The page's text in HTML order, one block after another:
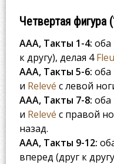
Четвертая фигура
AAA, Такты 1-4: оба
к другу), делая 4
AAA, Такты 5-6: оба
и Relevé с левой
AAA, Такты 7-8: оба
и Relevé с правой
назад.
AAA, Такты 9-12:
вперед (друг к